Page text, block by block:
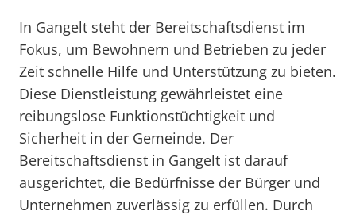
In Gangelt steht der Bereitschaftsdienst im
Fokus, um Bewohnern und Betrieben zu jeder
Zeit schnelle Hilfe und Unterstützung zu bieten.
Diese Dienstleistung gewährleistet eine
reibungslose Funktionstüchtigkeit und
Sicherheit in der Gemeinde. Der
Bereitschaftsdienst in Gangelt ist darauf
ausgerichtet, die Bedürfnisse der Bürger und
Unternehmen zuverlässig zu erfüllen. Durch